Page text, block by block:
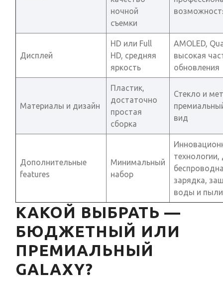
ночной
съемки
Дисплей
HD или Full
HD, средняя
яркость
AMOLED,
высокая
обновления
Материалы и дизайн
Пластик,
достаточно
простая
сборка
Стекло и
вид
Дополнительные
features
Минимальный
набор
технологии,
зарядка,
воды и пыли
КАКОЙ ВЫБРАТЬ —
БЮДЖЕТНЫЙ ИЛИ
ПРЕМИАЛЬНЫЙ
GALAXY?